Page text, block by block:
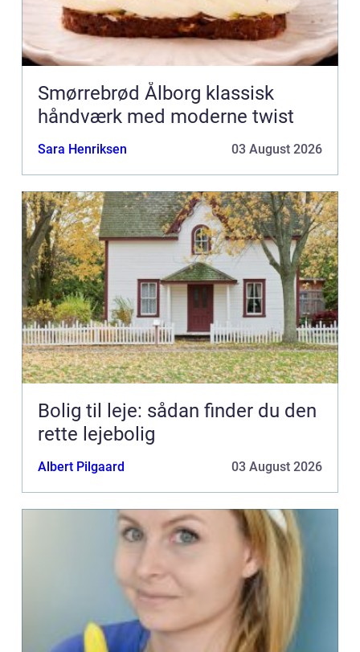
Smørrebrød Ålborg klassisk
håndværk med moderne twist
Sara Henriksen 03 August 2026
Bolig til leje: sådan finder du den
rette lejebolig
Albert Pilgaard 03 August 2026